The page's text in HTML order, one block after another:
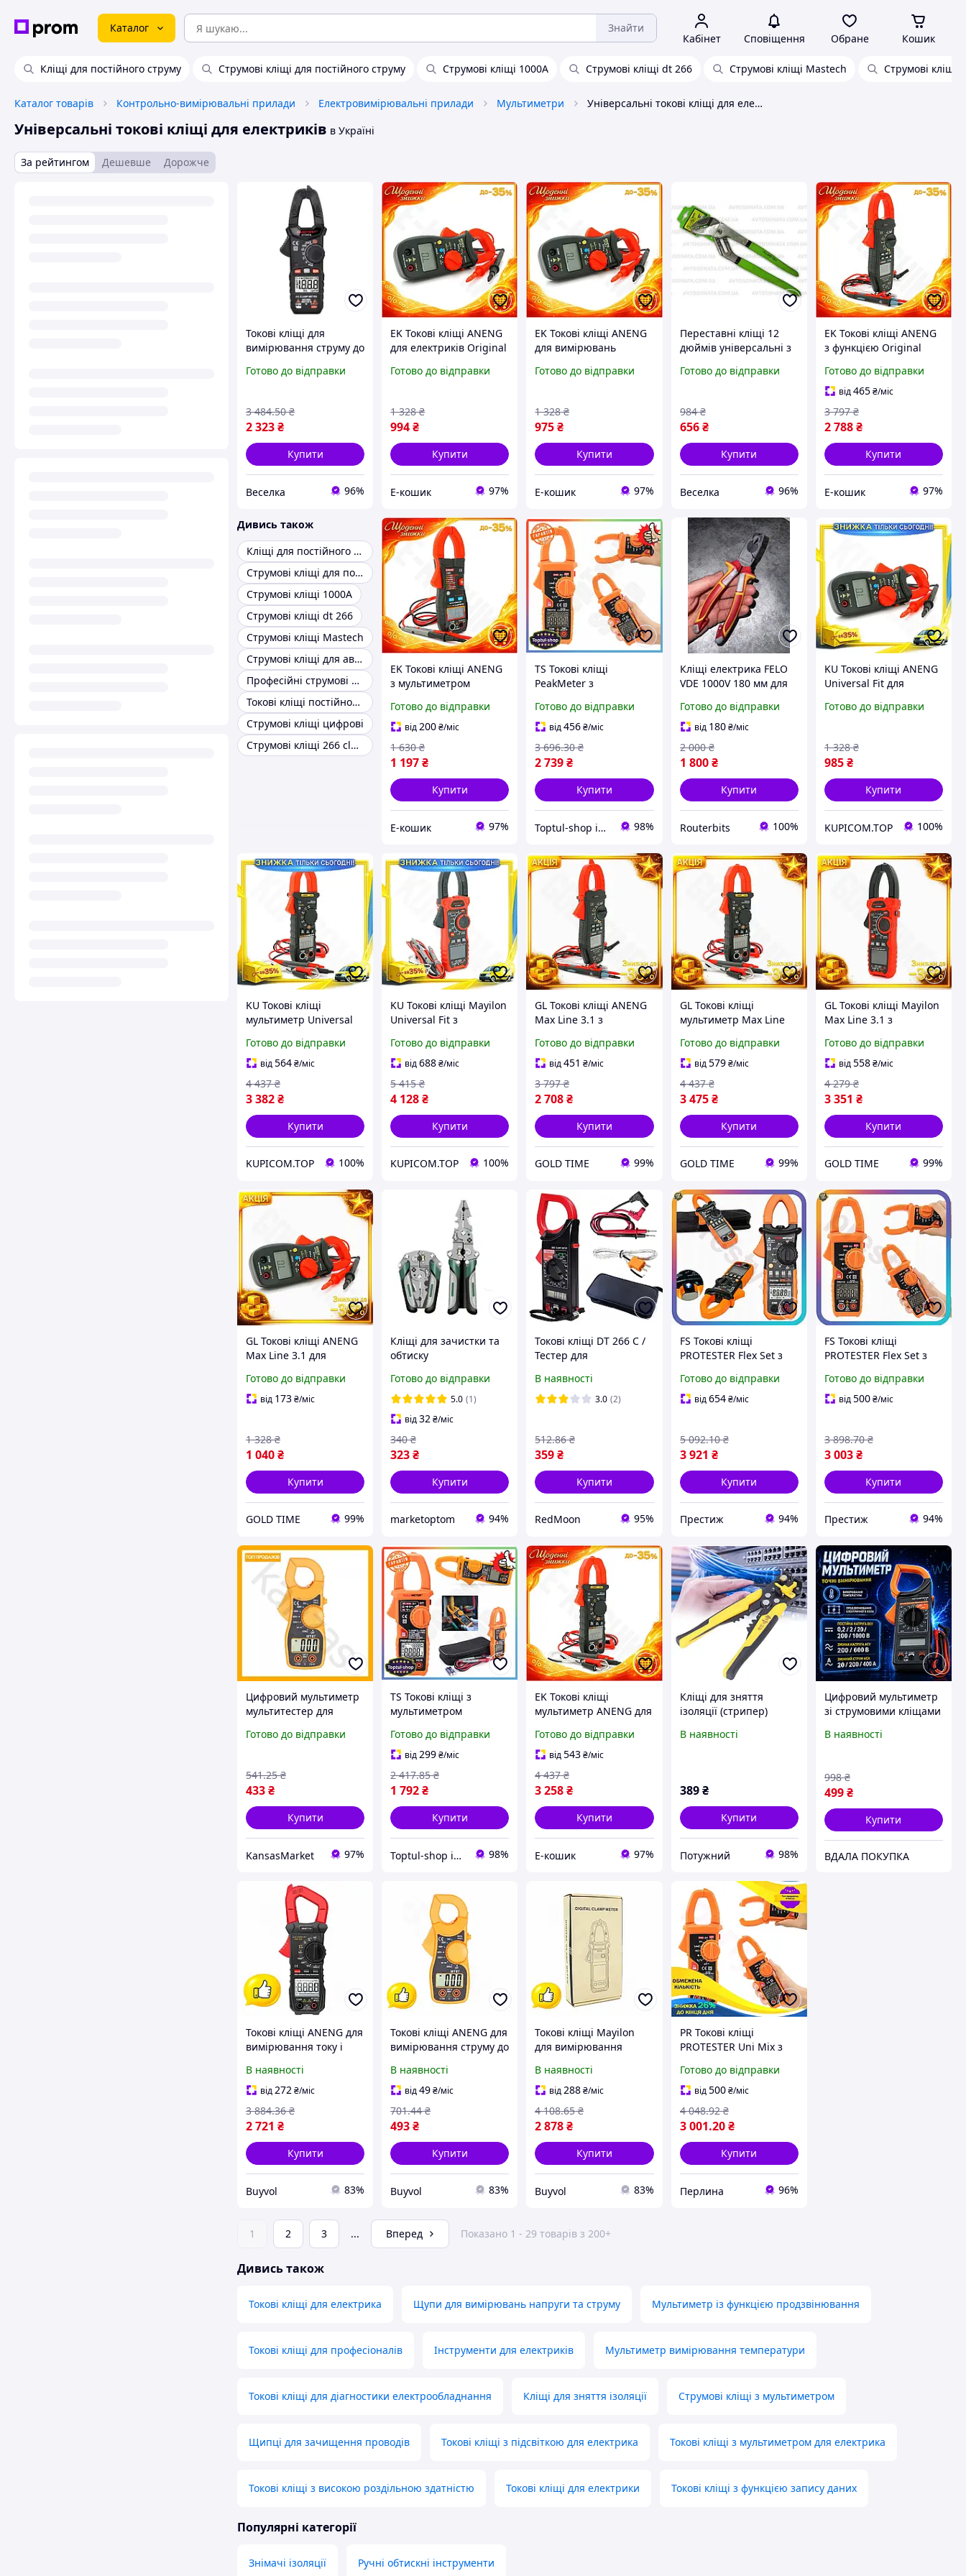
Каталог Знайти
Кабінет Сповіщення Обране Кошик
Кліщі для постійного струму Струмові кліщі для постійного струму Струмові кліщі 1000А Струмові кліщі dt 266 Струмові кліщі Mastech Струмові кліщі
Каталог товарів Контрольно-вимірювальні прилади Електровимірювальні прилади Мультиметри Універсальні токові кліщі для електриків
Універсальні токові кліщі для електриків в Україні
За рейтингом Дешевше Дорожче
Токові кліщі для
вимірювання струму до
В для електриків і
FLAME
Готово до відправки
2 323₴
3 484.50 ₴
Купити
Веселка 96%
EK Токові кліщі ANENG
для електриків Original
AC/DC VA Ω NCV
фікс HFX17_E
Готово до відправки
994₴
1 328 ₴
Купити
Е-кошик 97%
EK Токові кліщі ANENG
для вимірювань
струму та напруги
електриків HFX17_E
Готово до відправки
975₴
1 328 ₴
Купити
Е-кошик 97%
Переставні кліщі 12
дюймів універсальні з
ручками для
FLAME
Готово до відправки
656 ₴
984 ₴
Купити
Веселка 96%
EK Токові кліщі ANENG
з функцією Original
для електрика
вимірювання струму
напруги HFX17_E
Готово до відправки
від465₴/міс
2 788₴
3 797 ₴
Купити
Е-кошик 97%
Дивись також
Кліщі для постійного струму
Струмові кліщі для постійного струму
Струмові кліщі 1000А
Струмові кліщі dt 266
Струмові кліщі Mastech
Струмові кліщі для автоелектрика
Професійні струмові кліщі
Токові кліщі постійного струму для автомобіля
Струмові кліщі цифрові
Струмові кліщі 266 clamp meter
EK Токові кліщі ANENG
з мультиметром
вимірювання струму та
напруги 600А для
електрики HFX17_E
Готово до відправки
від200₴/міс
1 197₴
1 630 ₴
Купити
Е-кошик 97%
TS Токові кліщі
PeakMeter з
Line та термопарою
для електриків та
техніків вимірювач
струму та SHT55_Q
Готово до відправки
від456₴/міс
2 739₴
3 696.30 ₴
Купити
Toptul-shop інтернет магазин 98%
Кліщі електрика FELO
VDE 1000V 180 мм для
універсальні
Готово до відправки
від 180 ₴/міс
1 800 ₴
2 000 ₴
Купити
Routerbits 100%
KU Токові кліщі ANENG
Universal Fit для
вимірювання струму та
продзвінка Uni2L_K
Готово до відправки
985₴
1 328 ₴
Купити
KUPICOM.TOP 100%
KU Токові кліщі
мультиметр Universal
вимірювання VA Ω C Hz
°C для електриків та
Готово до відправки
від564₴/міс
3 382₴
4 437 ₴
Купити
KUPICOM.TOP 100%
KU Токові кліщі Mayilon
Universal Fit з
вимірювання струму та
напруги для електрики
Готово до відправки
від688₴/міс
4 128₴
5 415 ₴
Купити
KUPICOM.TOP 100%
GL Токові кліщі ANENG
Max Line 3.1 з
вимірювання струму та
напруги для електрика
Готово до відправки
від451 ₴/міс
2 708₴
3 797 ₴
Купити
GOLD TIME 99%
GL Токові кліщі
мультиметр Max Line
електриків
вимірювання струму та
LO31\PR
Готово до відправки
від579 ₴/міс
3 475 ₴
4 437 ₴
Купити
GOLD TIME 99%
GL Токові кліщі Mayilon
Max Line 3.1 з
Hz DUTY °C/°F для
електриків мультиметр
Готово до відправки
від558₴/міс
3 351 ₴
4 279 ₴
Купити
GOLD TIME 99%
GL Токові кліщі ANENG
Max Line 3.1 для
AC Ω NCV мультиметр
для електриків діагно
Готово до відправки
від 173₴/міс
1 040₴
1 328 ₴
Купити
GOLD TIME 99%
Кліщі для зачистки та
обтиску
кліщі,Кліщі для зняття
ізоляції,Стрипер,Плоск
огубці електрика
Готово до відправки
5.0 (1)
від32₴/міс
323₴
340 ₴
Купити
marketoptom 94%
Токові кліщі DT 266 C /
Тестер для
Мультиметр
універсальний
В наявності
3.0 (2)
359₴
512.86 ₴
Купити
RedMoon 95%
FS Токові кліщі
PROTESTER Flex Set з
True RMS для
електриків та техніків
Готово до відправки
від654 ₴/міс
3 921 ₴
5 092.10 ₴
Купити
Престиж 94%
FS Токові кліщі
PROTESTER Flex Set з
термопарою для
електриків та техніків
Готово до відправки
від500₴/міс
3 003₴
3 898.70 ₴
Купити
Престиж 94%
Цифровий мультиметр
мультитестер для
до 400 А вимірювання
Готово до відправки
433₴
541.25 ₴
Купити
KansasMarket 97%
TS Токові кліщі з
мультиметром
для електриків та
техніків вимірювач
струму AC DC до 600A
му SHT55_Q
Готово до відправки
від299₴/міс
1 792₴
2 417.85 ₴
Купити
Toptul-shop інтернет магазин 98%
EK Токові кліщі
мультиметр ANENG для
електриків
вимірювання струму та
напруги True RMS
HFX17_E
Готово до відправки
від543₴/міс
3 258₴
4 437 ₴
Купити
Е-кошик 97%
Кліщі для зняття
ізоляції (стрипер)
для зачистки проводів,
В наявності
389 ₴
Купити
Потужний 98%
Цифровий мультиметр
зі струмовими кліщами
продзвонювання
електрика
В наявності
499₴
998 ₴
Купити
ВДАЛА ПОКУПКА
Токові кліщі ANENG для
вимірювання току і
600А мультиметр для
електриків і техніків
BUV
В наявності
від272₴/міс
2 721 ₴
3 884.36 ₴
Купити
Buyvol 83%
Токові кліщі ANENG для
вимірювання струму до
прозвонка і тест діодів
для електриків і
майстрів BUV
В наявності
від49₴/міс
493₴
701.44 ₴
Купити
Buyvol 83%
Токові кліщі Mayilon
для вимірювання
мультиметр з
прозвонкою і тестом
діодів для електрики і
діагностики 600A
В наявності
від288₴/міс
2 878₴
4 108.65 ₴
Купити
Buyvol 83%
PR Токові кліщі
PROTESTER Uni Mix з
термопарою для
електриків та техніків
вимірювач ст Per33/R
Готово до відправки
від500 ₴/міс
3 001.20 ₴
4 048.92 ₴
Купити
Перлина 96%
1 2 3 ... Вперед Показано 1 - 29 товарів з 200+
Дивись також
Токові кліщі для електрика Щупи для вимірювань напруги та струму Мультиметр із функцією продзвінювання
Токові кліщі для професіоналів Інструменти для електриків Мультиметр вимірювання температури
Токові кліщі для діагностики електрообладнання Кліщі для зняття ізоляції Струмові кліщі з мультиметром
Щипці для зачищення проводів Токові кліщі з підсвіткою для електрика Токові кліщі з мультиметром для електрика
Токові кліщі з високою роздільною здатністю Токові кліщі для електрики Токові кліщі з функцією запису даних
Популярні категорії
Знімачі ізоляції Ручні обтискні інструменти